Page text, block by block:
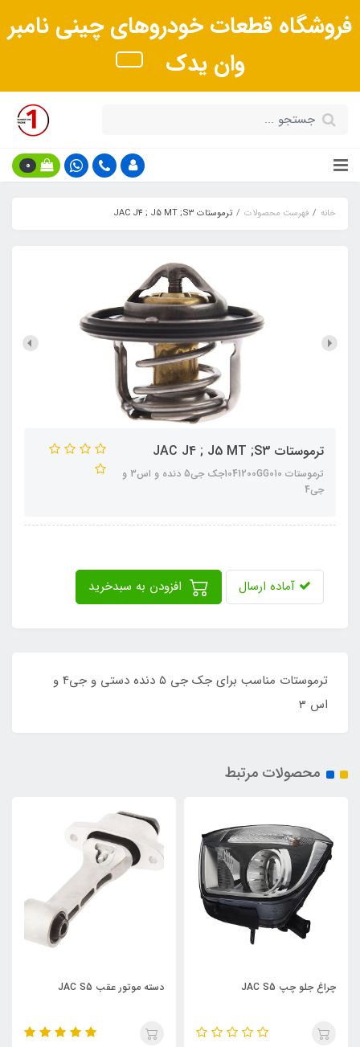
فروشگاه قطعات خودروهای چینی نامبر
وان یدک
0
خانه فهرست محصولات ترموستات JAC J4 ; J5 MT ;S3
ترموستات JAC J4 ; J5 MT ;S3
ترموستات 1041200GG010جک جی5 دنده و اس3 و
جی4
آماده ارسال
ترموستات مناسب برای جک جی ۵ دنده دستی و جی4 و
اس 3
محصولات مرتبط
دسته موتور عقب JAC S5 نگهدارنده سپر جلو چپ JAC S5